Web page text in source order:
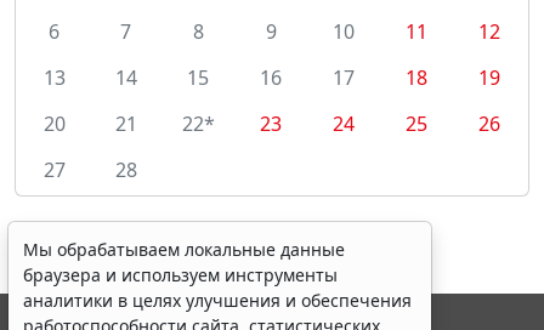
6
7 8 9 10 11
12
13
14 15 16 17 18
19
20
21 22* 23 24 25
26
27
28
Мы обрабатываем локальные данные
браузера и используем инструменты
аналитики в целях улучшения и обеспечения